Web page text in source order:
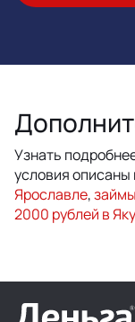
Узнать
условия описаны
Ярославле,
2000 рублей в